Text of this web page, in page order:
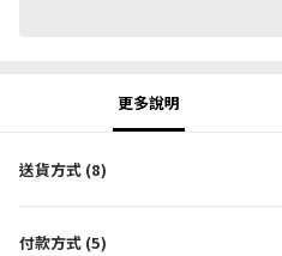
更多說明
送貨方式 (8)
付款方式 (5)